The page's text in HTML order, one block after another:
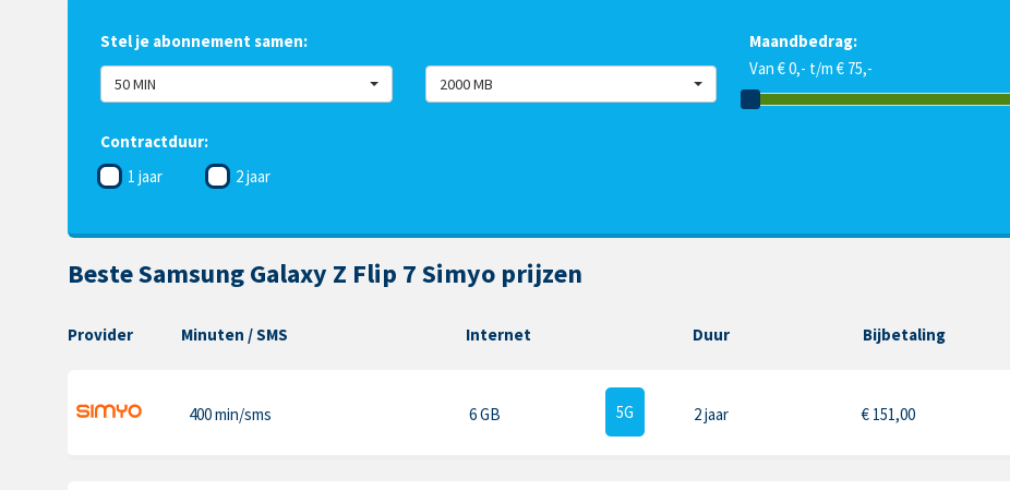
Stel je abonnement samen:
50 MIN 2000 MB
Maandbedrag:
Van € 0,- t/m € 75,-
Contractduur:
1 jaar
2 jaar
Beste Samsung Galaxy Z Flip 7 Simyo prijzen
Provider Minuten / SMS Internet Duur Bijbetaling
400 min/sms 6 GB 5G 2 jaar € 151,00